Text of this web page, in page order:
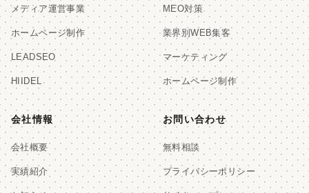
メディア運営事業
ホームページ制作
LEADSEO
HIIDEL
MEO対策
業界別WEB集客
マーケティング
ホームページ制作
会社情報
会社概要
実績紹介
お問い合わせ
無料相談
プライバシーポリシー